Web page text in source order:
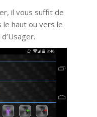
il vous suffit de
haut ou vers le